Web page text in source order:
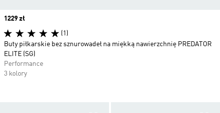
Price
1229 zł
(1)
Buty piłkarskie bez sznurowadeł na miękką nawierzchnię PREDATOR
ELITE (SG)
Performance
3 kolory